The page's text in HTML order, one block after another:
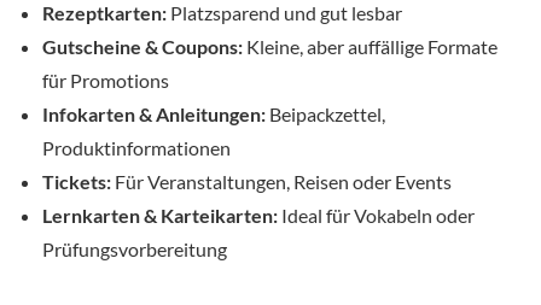
Rezeptkarten: Platzsparend und gut lesbar
Gutscheine & Coupons: Kleine, aber auffällige Formate
für Promotions
Infokarten & Anleitungen: Beipackzettel,
Produktinformationen
Tickets: Für Veranstaltungen, Reisen oder Events
Lernkarten & Karteikarten: Ideal für Vokabeln oder
Prüfungsvorbereitung